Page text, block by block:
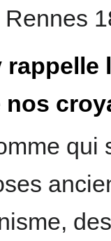
Rennes
rappelle
nos
qui